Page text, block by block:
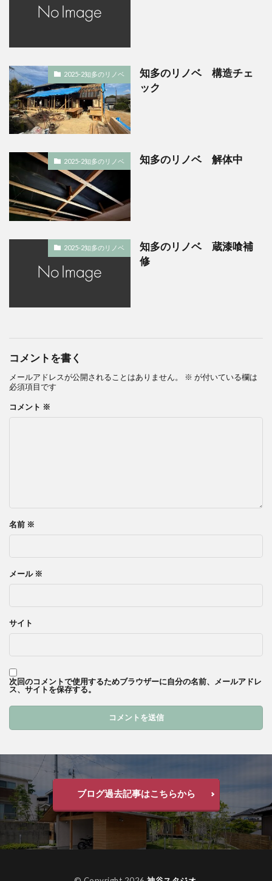
2025-2知多のリノベ
知多のリノベ 構造チェ
ック
2025-2知多のリノベ 知多のリノベ 解体中
2025-2知多のリノベ
知多のリノベ 蔵漆喰補
修
コメントを書く
メールアドレスが公開されることはありません。 ※ が付いている欄は
必須項目です
コメント ※
名前 ※
メール ※
サイト
次回のコメントで使用するためブラウザーに自分の名前、メールアドレ
ス、サイトを保存する。
ブログ過去記事はこちらから